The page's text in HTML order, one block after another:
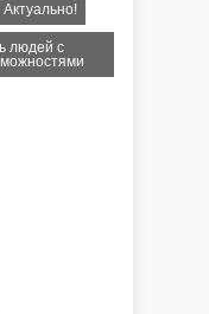
Актуально!
людей с